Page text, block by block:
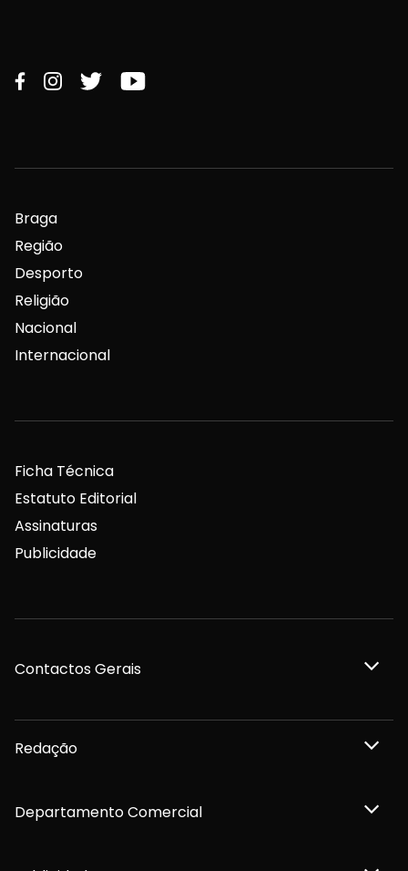
Braga
Região
Desporto
Religião
Nacional
Internacional
Ficha Técnica
Estatuto Editorial
Assinaturas
Publicidade
Contactos Gerais
Redação
Departamento Comercial